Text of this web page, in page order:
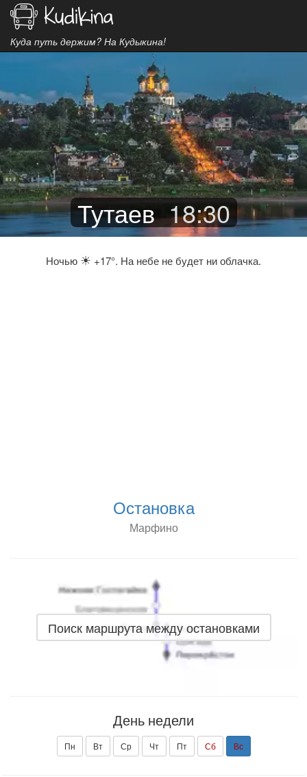
Куда путь держим? На Кудыкина!
Тутаев 18:30
Ночью ☀ +17°. На небе не будет ни облачка.
Остановка
Марфино
Поиск маршрута между остановками
День недели
Пн Вт Ср Чт Пт Сб Вс